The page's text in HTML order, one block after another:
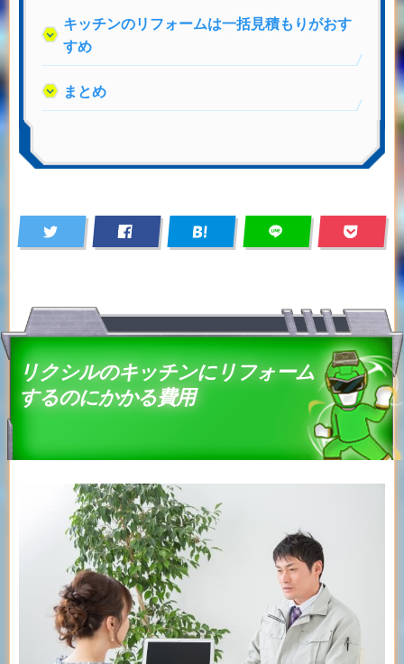
キッチンのリフォームは一括見積もりがおす
すめ
まとめ
リクシルのキッチンにリフォーム
するのにかかる費用